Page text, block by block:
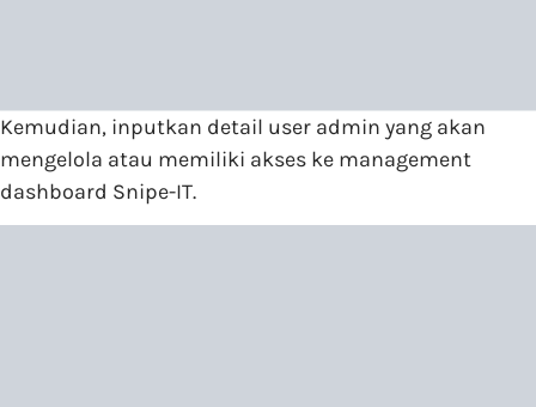
Kemudian, inputkan detail user admin yang akan
mengelola atau memiliki akses ke management
dashboard Snipe-IT.